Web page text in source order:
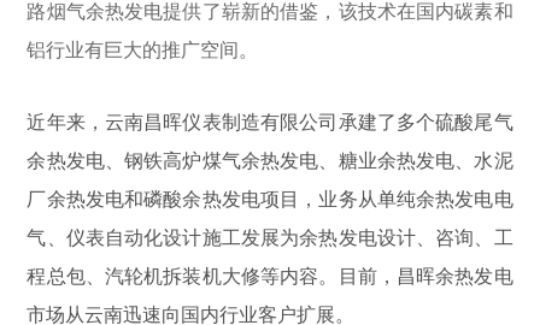
路烟气余热发电提供了崭新的借鉴，该技术在国内碳素和
铝行业有巨大的推广空间。
近年来，云南昌晖仪表制造有限公司承建了多个硫酸尾气
余热发电、钢铁高炉煤气余热发电、糖业余热发电、水泥
厂余热发电和磷酸余热发电项目，业务从单纯余热发电电
气、仪表自动化设计施工发展为余热发电设计、咨询、工
程总包、汽轮机拆装机大修等内容。目前，昌晖余热发电
市场从云南迅速向国内行业客户扩展。